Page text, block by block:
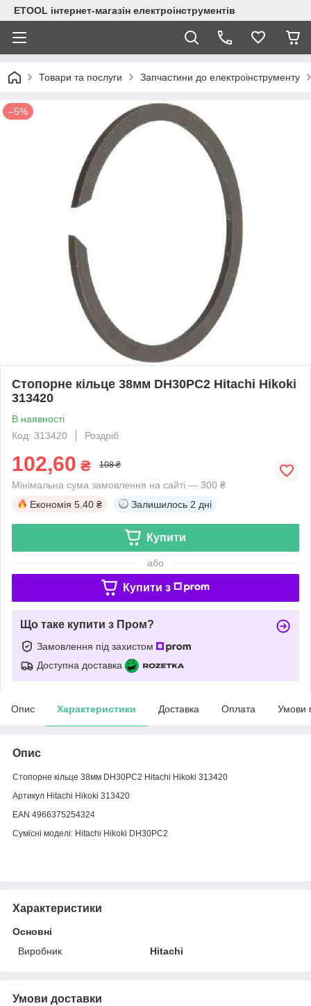
ETOOL інтернет-магазін електроінструментів
Товари та послуги Запчастини до електроінструменту
–5%
Стопорне кільце 38мм DH30PC2 Hitachi Hikoki
313420
В наявності
Код: 313420
Роздріб
102,60 ₴ 108 ₴
Мінімальна сума замовлення на сайті — 300 ₴
Економія 5.40 ₴ Залишилось 2 дні
Купити
або
Купити з
Що таке купити з Пром?
Замовлення під захистом
Доступна доставка
Опис Характеристики Доставка Оплата Умови
Опис
Стопорне кільце 38мм DH30PC2 Hitachi Hikoki 313420
Артикул Hitachi Hikoki 313420
EAN 4966375254324
Сумісні моделі: Hitachi Hikoki DH30PC2
Характеристики
Основні
Виробник
Hitachi
Умови доставки